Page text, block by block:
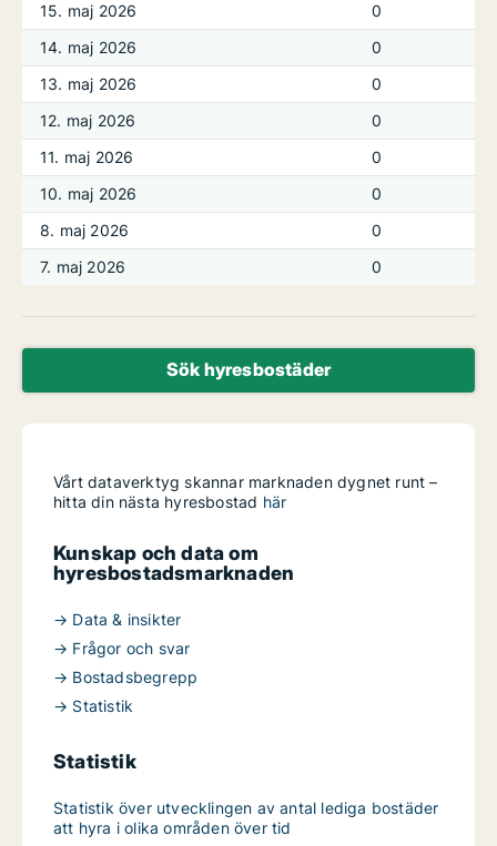
15. maj 2026
0
14. maj 2026
0
13. maj 2026
0
12. maj 2026
0
11. maj 2026
0
10. maj 2026
0
8. maj 2026
0
7. maj 2026
0
Sök hyresbostäder
Vårt dataverktyg skannar marknaden dygnet runt –
hitta din nästa hyresbostad här
Kunskap och data om
hyresbostadsmarknaden
→ Data & insikter
→ Frågor och svar
→ Bostadsbegrepp
→ Statistik
Statistik
Statistik över utvecklingen av antal lediga bostäder
att hyra i olika områden över tid